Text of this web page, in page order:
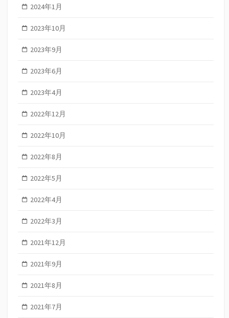
2024年1月
2023年10月
2023年9月
2023年6月
2023年4月
2022年12月
2022年10月
2022年8月
2022年5月
2022年4月
2022年3月
2021年12月
2021年9月
2021年8月
2021年7月